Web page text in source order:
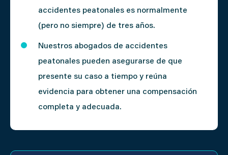
accidentes peatonales es normalmente
(pero no siempre) de tres años.
Nuestros abogados de accidentes
peatonales pueden asegurarse de que
presente su caso a tiempo y reúna
evidencia para obtener una compensación
completa y adecuada.